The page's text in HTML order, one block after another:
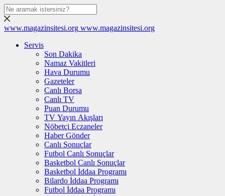
www.magazinsitesi.org www.magazinsitesi.org
Servis
Son Dakika
Namaz Vakitleri
Hava Durumu
Gazeteler
Canlı Borsa
Canlı TV
Puan Durumu
TV Yayın Akışları
Nöbetçi Eczaneler
Haber Gönder
Canlı Sonuçlar
Futbol Canlı Sonuçlar
Basketbol Canlı Sonuçlar
Basketbol İddaa Programı
Bilardo İddaa Programı
Futbol İddaa Programı